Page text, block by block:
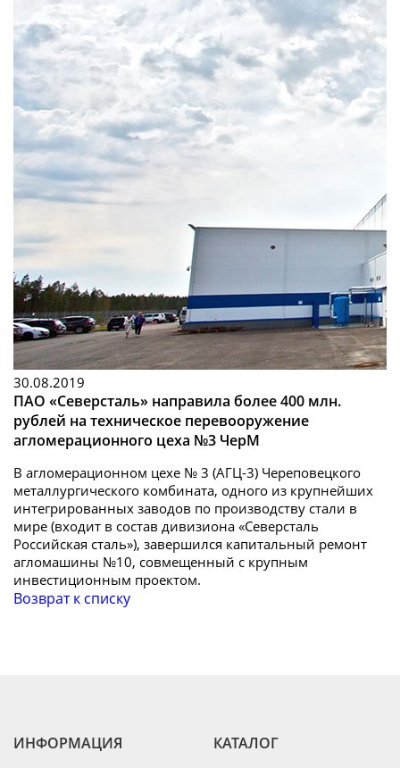
30.08.2019
ПАО «Северсталь» направила более 400 млн.
рублей на техническое перевооружение
агломерационного цеха №3 ЧерМ
В агломерационном цехе № 3 (АГЦ-3) Череповецкого
металлургического комбината, одного из крупнейших
интегрированных заводов по производству стали в
мире (входит в состав дивизиона «Северсталь
Российская сталь»), завершился капитальный ремонт
агломашины №10, совмещенный с крупным
инвестиционным проектом.
Возврат к списку
ИНФОРМАЦИЯ
КАТАЛОГ